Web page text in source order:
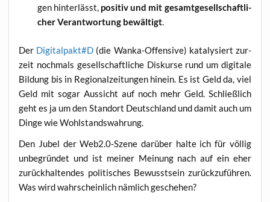
gen hin­ter­lässt, posi­tiv und mit gesamt­ge­sell­schaft­li­
cher Ver­ant­wor­tung bewäl­tigt.
Der Digitalpakt#D (die Wan­ka-Offen­si­ve) kata­ly­siert zur­
zeit noch­mals gesell­schaft­li­che Dis­kur­se rund um digi­ta­le
Bil­dung bis in Regio­nal­zei­tun­gen hin­ein. Es ist Geld da, viel
Geld mit sogar Aus­sicht auf noch mehr Geld. Schließ­lich
geht es ja um den Stand­ort Deutsch­land und damit auch um
Din­ge wie Wohlstandswahrung.
Den Jubel der Web2.0‑Szene dar­über hal­te ich für völ­lig
unbe­grün­det und ist mei­ner Mei­nung nach auf ein eher
zurück­hal­ten­des poli­ti­sches Bewusst­sein zurück­zu­füh­ren.
Was wird wahr­schein­lich näm­lich geschehen?